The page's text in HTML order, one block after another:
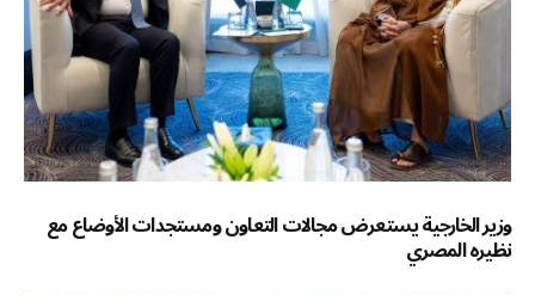
وزير الخارجية يستعرض مجالات التعاون ومستجدات الأوضاع مع
نظيره المصري